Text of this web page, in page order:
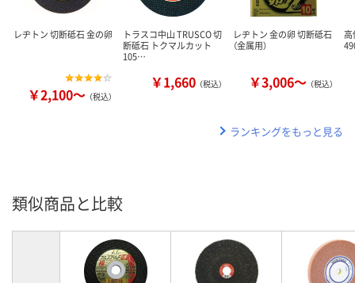
レヂトン 切断砥石 金の卵
￥2,100～ （税込）
トラスコ中山 TRUSCO 切
断砥石 トクマルカット
105…
￥1,660 （税込）
レヂトン 金の卵 切断砥石
（金属用）
￥3,006～ （税込）
高
ランキングをもっと見る
類似商品と比較